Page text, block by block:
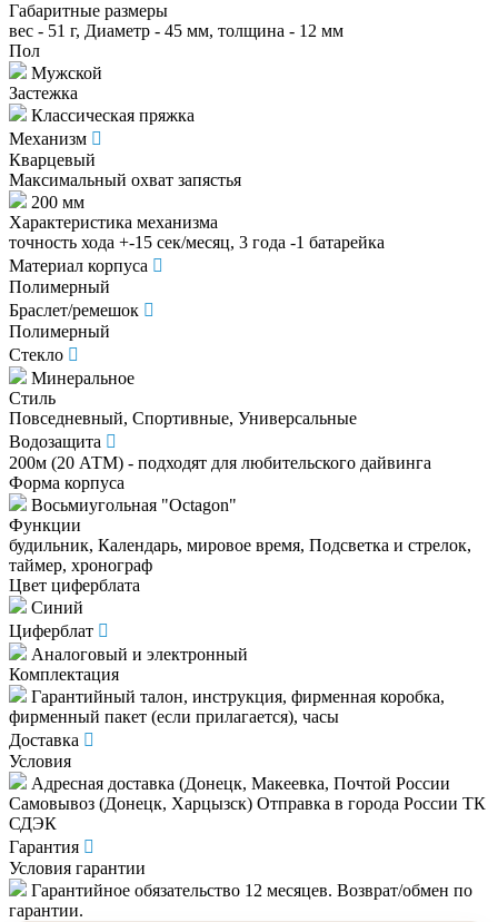
Габаритные размеры
вес - 51 г, Диаметр - 45 мм, толщина - 12 мм
Пол
Мужской
Застежка
Классическая пряжка
Механизм
Кварцевый
Максимальный охват запястья
200 мм
Характеристика механизма
точность хода +-15 сек/месяц, 3 года -1 батарейка
Материал корпуса
Полимерный
Браслет/ремешок
Полимерный
Стекло
Минеральное
Стиль
Повседневный, Спортивные, Универсальные
Водозащита
200м (20 АТМ) - подходят для любительского дайвинга
Форма корпуса
Восьмиугольная "Octagon"
Функции
будильник, Календарь, мировое время, Подсветка и стрелок,
таймер, хронограф
Цвет циферблата
Синий
Циферблат
Аналоговый и электронный
Комплектация
Гарантийный талон, инструкция, фирменная коробка,
фирменный пакет (если прилагается), часы
Доставка
Условия
Адресная доставка (Донецк, Макеевка, Почтой России
Самовывоз (Донецк, Харцызск) Отправка в города России ТК
СДЭК
Гарантия
Условия гарантии
Гарантийное обязательство 12 месяцев. Возврат/обмен по
гарантии.